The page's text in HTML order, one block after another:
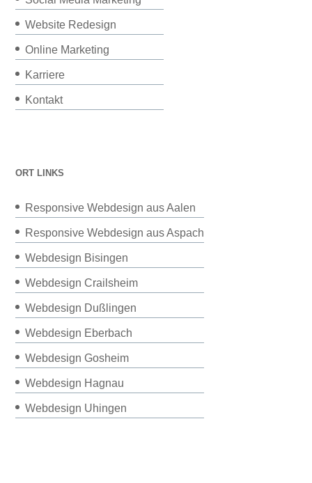
Website Redesign
Online Marketing
Karriere
Kontakt
ORT LINKS
Responsive Webdesign aus Aalen
Responsive Webdesign aus Aspach
Webdesign Bisingen
Webdesign Crailsheim
Webdesign Dußlingen
Webdesign Eberbach
Webdesign Gosheim
Webdesign Hagnau
Webdesign Uhingen